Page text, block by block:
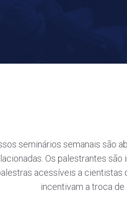
seminários semanais são
Os palestrantes
acessíveis a cientistas
incentivam a troca